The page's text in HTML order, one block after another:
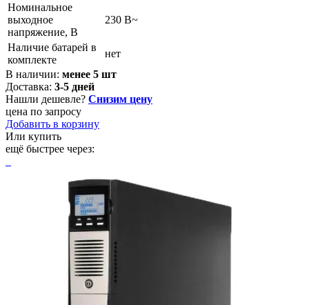
Номинальное
выходное
напряжение, В
230 В~
Наличие батарей в
комплекте
нет
В наличии: менее 5 шт
Доставка: 3-5 дней
Нашли дешевле? Снизим цену
цена по запросу
Добавить в корзину
Или купить
ещё быстрее через: